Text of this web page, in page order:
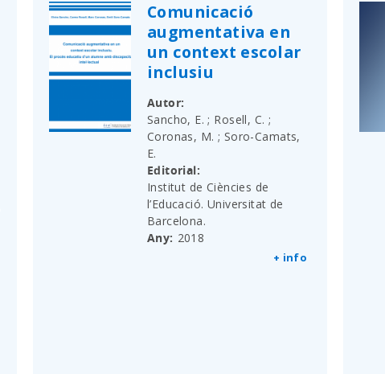
Comunicació
augmentativa en
un context escolar
inclusiu
Autor
Sancho, E. ; Rosell, C. ;
Coronas, M. ; Soro-Camats,
E.
Editorial
Institut de Ciències de
l’Educació. Universitat de
Barcelona.
Any 2018
+ info